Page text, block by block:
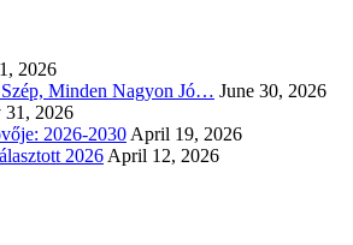
2026
Minden Nagyon Jó… June 30, 2026
31, 2026
2026-2030 April 19, 2026
2026 April 12, 2026